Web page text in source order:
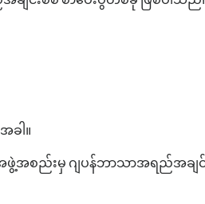
ါ။
အစည်းမှ ဂျပန်ဘာသာအရည်အချင်